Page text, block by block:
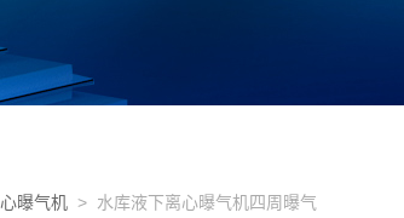
曝气机 > 水库液下离心曝气机四周曝气